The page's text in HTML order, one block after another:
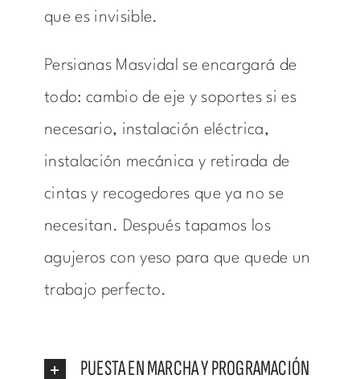
que es invisible.
Persianas Masvidal se encargará de
todo: cambio de eje y soportes si es
necesario, instalación eléctrica,
instalación mecánica y retirada de
cintas y recogedores que ya no se
necesitan. Después tapamos los
agujeros con yeso para que quede un
trabajo perfecto.
PUESTA EN MARCHA Y PROGRAMACIÓN